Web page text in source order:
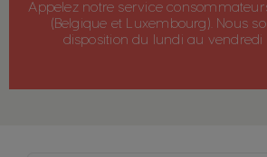
Appelez notre service
(Belgique et Luxembourg). Nous
disposition du lundi au vendredi